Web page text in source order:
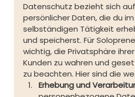
Datenschutz bezieht sich
persönlicher Daten, die du
selbständigen Tätigkeit
und speicherst. Für
wichtig, die Privatsphäre
Kunden zu wahren und
zu beachten. Hier sind die
Erhebung und